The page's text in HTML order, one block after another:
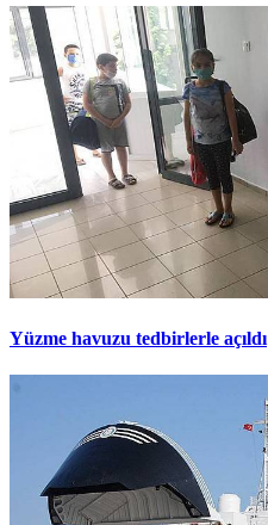
Yüzme havuzu tedbirlerle açıldı